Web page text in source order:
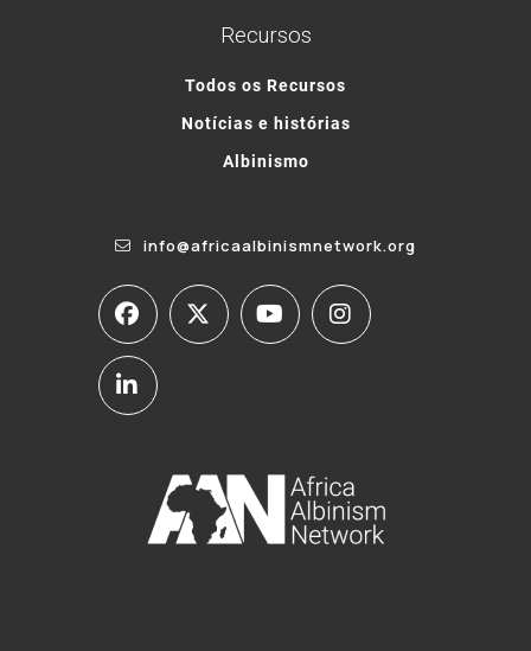
Recursos
Todos os Recursos
Notícias e histórias
Albinismo
info@africaalbinismnetwork.org